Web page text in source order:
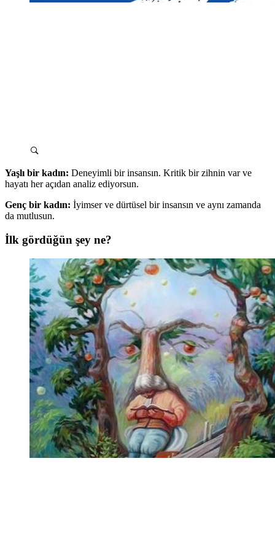
Yaşlı bir kadın: Deneyimli bir insansın. Kritik bir zihnin var ve
hayatı her açıdan analiz ediyorsun.
Genç bir kadın: İyimser ve dürtüsel bir insansın ve aynı zamanda
da mutlusun.
İlk gördüğün şey ne?